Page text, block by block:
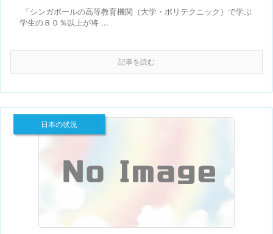
「シンガポールの高等教育機関（大学・ポリテクニック）で学ぶ
学生の８０％以上が将 ...
記事を読む
日本の状況